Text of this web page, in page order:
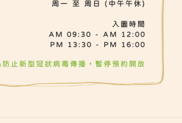
周一 至 周日 (中午午休)
入園時間
AM 09:30 - AM 12:00
PM 13:30 - PM 16:00
防止新型冠狀病毒傳播，暫停預約開放